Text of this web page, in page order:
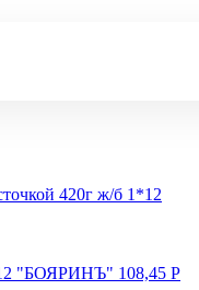
420г ж/б 1*12
"БОЯРИНЪ" 108,45 Р